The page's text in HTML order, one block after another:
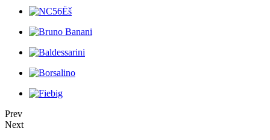
Prev
Next